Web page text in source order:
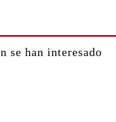
se han interesado